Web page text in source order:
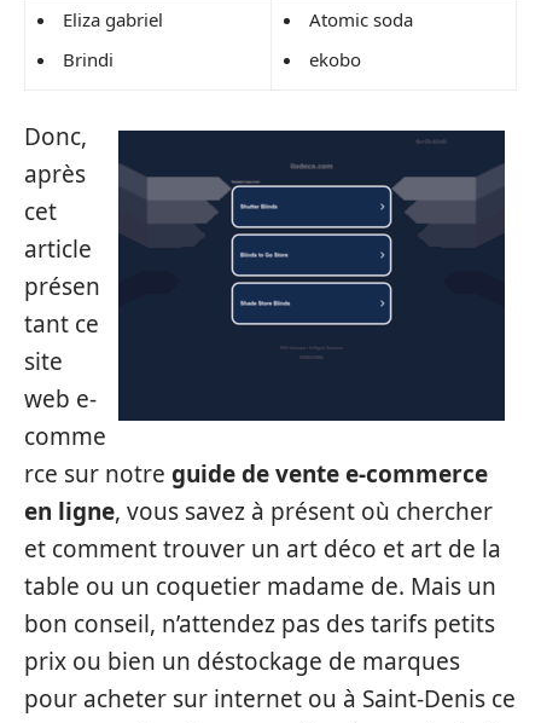
Eliza gabriel
Brindi
Atomic soda
ekobo
Donc,
après
cet
article
présen
tant ce
site
web e-
comme
rce sur notre guide de vente e-commerce
en ligne, vous savez à présent où chercher
et comment trouver un art déco et art de la
table ou un coquetier madame de. Mais un
bon conseil, n’attendez pas des tarifs petits
prix ou bien un déstockage de marques
pour acheter sur internet ou à Saint-Denis ce